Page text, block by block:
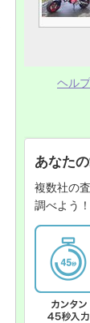
ヘルプ
あなた
複数社の
調べよう！